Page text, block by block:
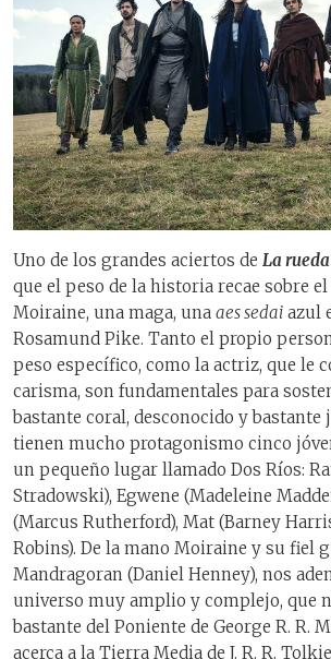
Uno de los grandes aciertos de La
que el peso de la historia recae sobre
Moiraine, una maga, una aes sedai azul
Rosamund Pike. Tanto el propio
peso específico, como la actriz, que le
carisma, son fundamentales para
bastante coral, desconocido y bastante
tienen mucho protagonismo cinco
un pequeño lugar llamado Dos Ríos:
Stradowski), Egwene (Madeleine
(Marcus Rutherford), Mat (Barney
Robins). De la mano Moiraine y su fiel
Mandragoran (Daniel Henney), nos
universo muy amplio y complejo, que
bastante del Poniente de George R. R.
acerca a la Tierra Media de J. R. R.